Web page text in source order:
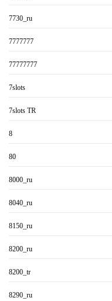
7730_ru
7777777
77777777
7slots
7slots TR
8
80
8000_ru
8040_ru
8150_ru
8200_ru
8200_tr
8290_ru